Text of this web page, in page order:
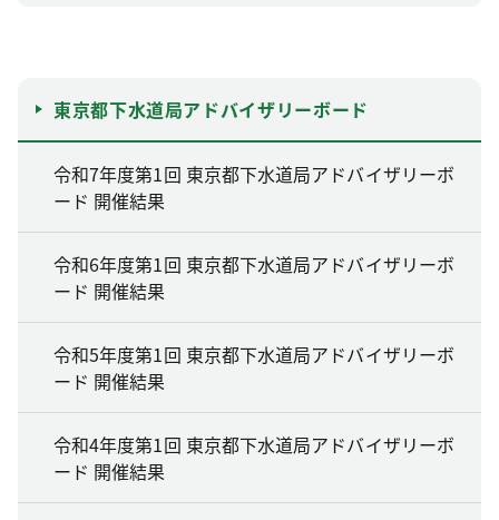
東京都下水道局アドバイザリーボード
令和7年度第1回 東京都下水道局アドバイザリーボ
ード 開催結果
令和6年度第1回 東京都下水道局アドバイザリーボ
ード 開催結果
令和5年度第1回 東京都下水道局アドバイザリーボ
ード 開催結果
令和4年度第1回 東京都下水道局アドバイザリーボ
ード 開催結果